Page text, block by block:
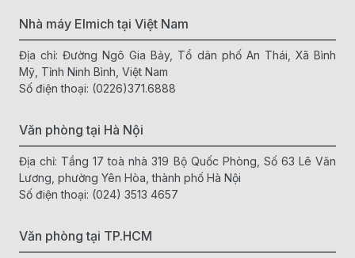
Elmich sử dụng công nghệ lọc HEPA tiên tiến, có khả năng
loại bỏ đến 99.97% các hạt bụi mịn, vi khuẩn và các chất
gây dị ứng trong không khí. Bên cạnh đó, quạt còn được
trang bị bộ lọc than hoạt tính giúp khử mùi hiệu quả, mang lại
không gian sống trong lành và thoáng đãng.
Hoạt động êm ái và tiết kiệm năng lượng
Quạt lọc không khí Elmich hoạt động êm ái, không gây tiếng
ồn, đảm bảo giấc ngủ ngon cho cả gia đình. Hơn nữa, sản
phẩm còn được thiết kế để tiết kiệm năng lượng, giúp bạn
giảm thiểu chi phí điện năng hàng tháng.
Dễ dàng sử dụng và bảo trì
Nhà máy Elmich tại Việt Nam
Địa chỉ: Đường Ngô Gia Bảy, Tổ dân phố An Thái, Xã Bình
Mỹ, Tỉnh Ninh Bình, Việt Nam
Số điện thoại: (0226)371.6888
Văn phòng tại Hà Nội
Địa chỉ: Tầng 17 toà nhà 319 Bộ Quốc Phòng, Số 63 Lê Văn
Lương, phường Yên Hòa, thành phố Hà Nội
Số điện thoại: (024) 3513 4657
Văn phòng tại TP.HCM